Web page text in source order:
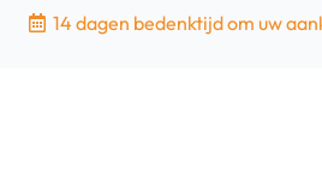
View
14 dagen bedenktijd om uw